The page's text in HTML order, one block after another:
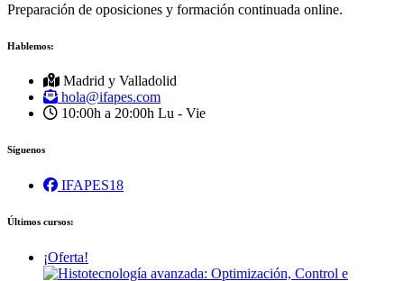
Preparación de oposiciones y formación continuada online.
Hablemos:
Madrid y Valladolid
hola@ifapes.com
10:00h a 20:00h Lu - Vie
Síguenos
IFAPES18
Últimos cursos:
¡Oferta!